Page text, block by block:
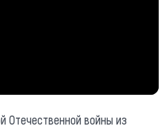
Отечественной войны из